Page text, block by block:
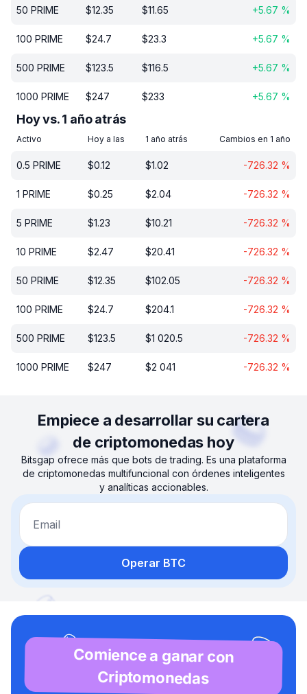
50 PRIME $12.35 $11.65 +5.67 %
100 PRIME $24.7 $23.3 +5.67 %
500 PRIME $123.5 $116.5 +5.67 %
1000 PRIME $247 $233 +5.67 %
Hoy vs. 1 año atrás
Activo Hoy a las 1 año atrás Cambios en 1 año
0.5 PRIME $0.12 $1.02 -726.32 %
1 PRIME $0.25 $2.04 -726.32 %
5 PRIME $1.23 $10.21 -726.32 %
10 PRIME $2.47 $20.41 -726.32 %
50 PRIME $12.35 $102.05 -726.32 %
100 PRIME $24.7 $204.1 -726.32 %
500 PRIME $123.5 $1 020.5 -726.32 %
1000 PRIME $247 $2 041 -726.32 %
Empiece a desarrollar su cartera
de criptomonedas hoy
Bitsgap ofrece más que bots de trading. Es una plataforma
de criptomonedas multifuncional con órdenes inteligentes
y analíticas accionables.
Email
Operar BTC
Comience a ganar con
Criptomonedas